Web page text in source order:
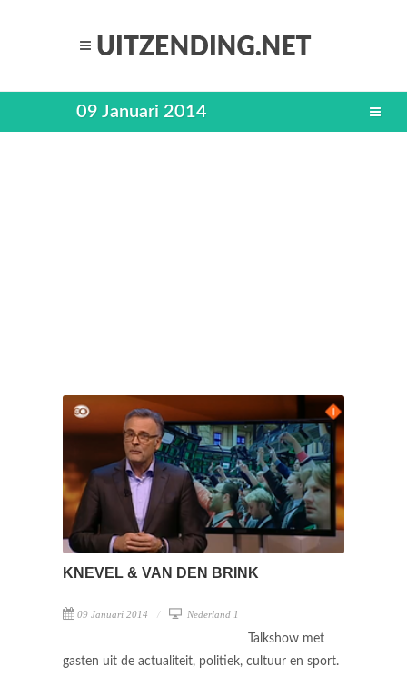
09 Januari 2014
KNEVEL & VAN DEN BRINK
09 Januari 2014 Nederland 1
Talkshow met
gasten uit de actualiteit, politiek, cultuur en sport.